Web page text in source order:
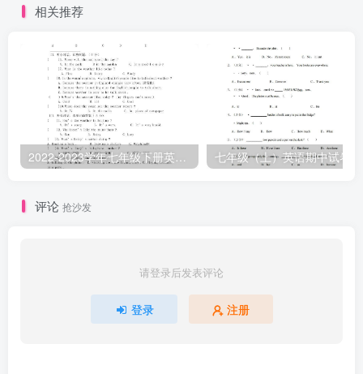
相关推荐
2022-2023学年七年级下册英语Unit7试卷及答案人教版(Word版)
评论 抢沙发
请登录后发表评论
登录 注册